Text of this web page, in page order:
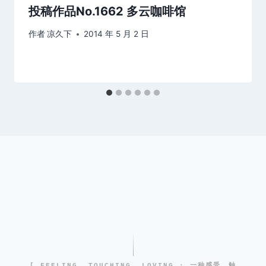
投稿作品No.1662 多云咖啡馆
作者凉久下 2014 年 5 月 2 日